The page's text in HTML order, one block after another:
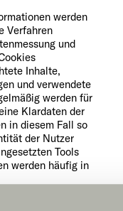
werden
Verfahren
und
Inhalte,
und verwendete
werden für
Klardaten der
in diesem Fall so
der Nutzer
Tools
werden häufig in